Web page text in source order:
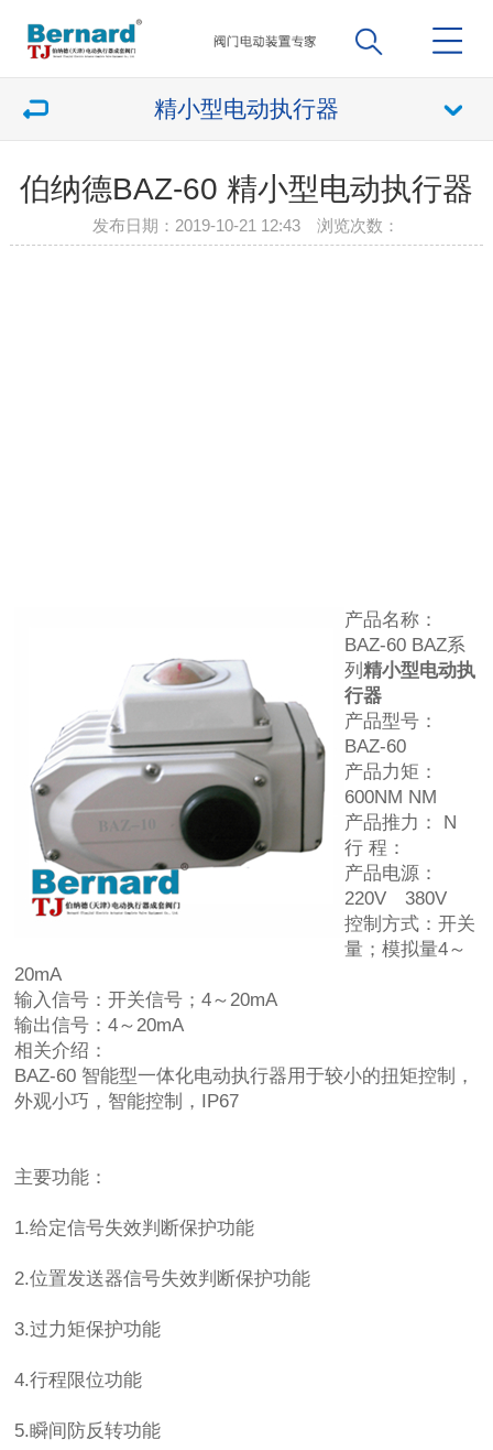
精小型电动执行器
伯纳德BAZ-60 精小型电动执行器
发布日期：2019-10-21 12:43 浏览次数：
产品名称：
BAZ-60 BAZ系
列精小型电动执
行器
产品型号：
BAZ-60
产品力矩：
600NM NM
产品推力： N
行 程：
产品电源：
220V 380V
控制方式：开关
量；模拟量4～
20mA
输入信号：开关信号；4～20mA
输出信号：4～20mA
相关介绍：
BAZ-60 智能型一体化电动执行器用于较小的扭矩控制，
外观小巧，智能控制，IP67
主要功能：
1.给定信号失效判断保护功能
2.位置发送器信号失效判断保护功能
3.过力矩保护功能
4.行程限位功能
5.瞬间防反转功能